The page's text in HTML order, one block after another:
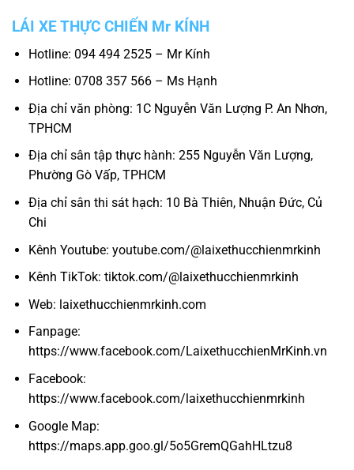
LÁI XE THỰC CHIẾN Mr KÍNH
Hotline: 094 494 2525 – Mr Kính
Hotline: 0708 357 566 – Ms Hạnh
Địa chỉ văn phòng: 1C Nguyễn Văn Lượng P. An Nhơn,
TPHCM
Địa chỉ sân tập thực hành: 255 Nguyễn Văn Lượng,
Phường Gò Vấp, TPHCM
Địa chỉ sân thi sát hạch: 10 Bà Thiên, Nhuận Đức, Củ
Chi
Kênh Youtube: youtube.com/@laixethucchienmrkinh
Kênh TikTok: tiktok.com/@laixethucchienmrkinh
Web: laixethucchienmrkinh.com
Fanpage:
https://www.facebook.com/LaixethucchienMrKinh.vn
Facebook:
https://www.facebook.com/laixethucchienmrkinh
Google Map:
https://maps.app.goo.gl/5o5GremQGahHLtzu8